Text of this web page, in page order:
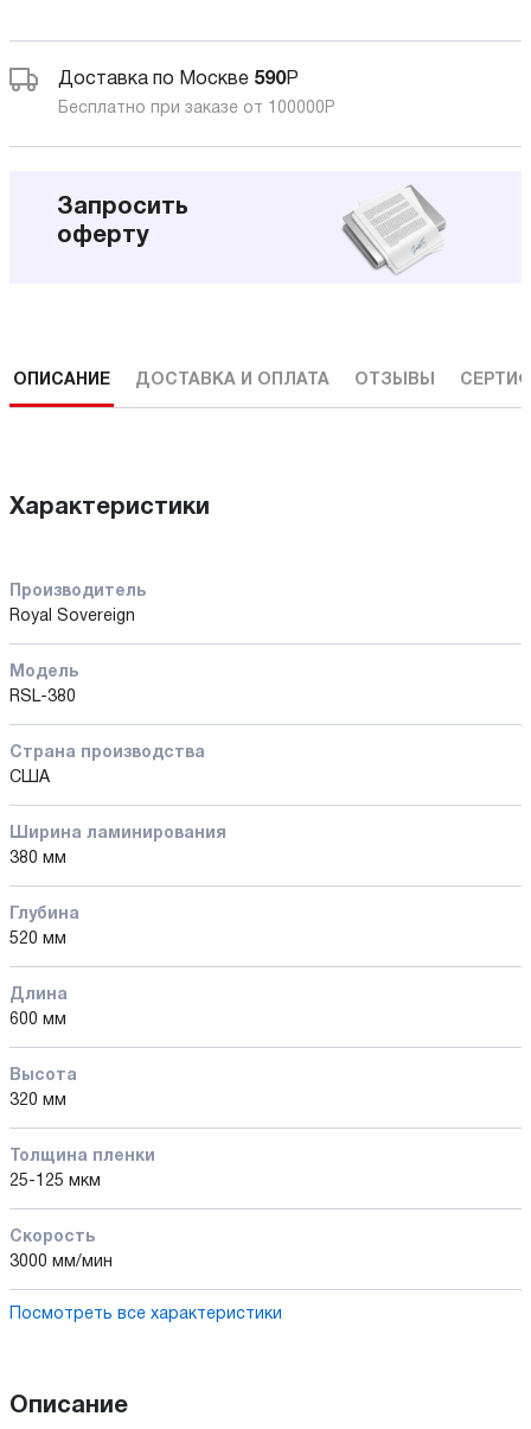
Доставка по Москве 590Р
Бесплатно при заказе от 100000 Р
Запросить
оферту
ОПИСАНИЕ ДОСТАВКА И ОПЛАТА ОТЗЫВЫ
Характеристики
Производитель
Royal Sovereign
Модель
RSL-380
Страна производства
США
Ширина ламинирования
380 мм
Глубина
520 мм
Длина
600 мм
Высота
320 мм
Толщина пленки
25-125 мкм
Скорость
3000 мм/мин
Посмотреть все характеристики
Описание